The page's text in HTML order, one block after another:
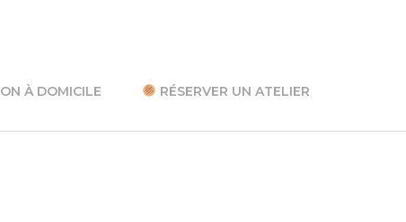
À DOMICILE RÉSERVER UN ATELIER